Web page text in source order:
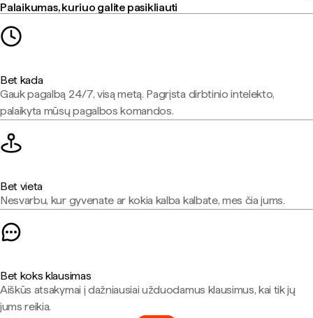
Palaikumas, kuriuo galite pasikliauti
Bet kada
Gauk pagalbą 24/7, visą metą. Pagrįsta dirbtinio intelekto,
palaikyta mūsų pagalbos komandos.
Bet vieta
Nesvarbu, kur gyvenate ar kokia kalba kalbate, mes čia jums.
Bet koks klausimas
Aiškūs atsakymai į dažniausiai užduodamus klausimus, kai tik jų
jums reikia.